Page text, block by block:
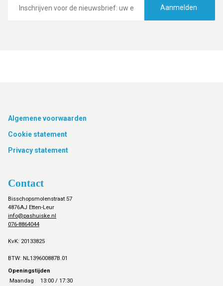
mailadres
Aanmelden
Footer
Algemene voorwaarden
Cookie statement
Privacy statement
Contact
Bisschopsmolenstraat 57
4876AJ Etten-Leur
info@pashuiske.nl
076-8864044
KvK: 20133825
BTW: NL139600887B.01
Openingstijden
Maandag
13:00 / 17:30